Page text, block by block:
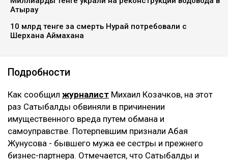
Атырау
10 млрд тенге за смерть Нурай потребовали с
Шерхана Аймахана
Подробности
Как сообщил журналист Михаил Козачков, на этот
раз Сатыбалды обвиняли в причинении
имущественного вреда путем обмана и
самоуправстве. Потерпевшим признали Абая
Жунусова - бывшего мужа ее сестры и прежнего
бизнес-партнера. Отмечается, что Сатыбалды и